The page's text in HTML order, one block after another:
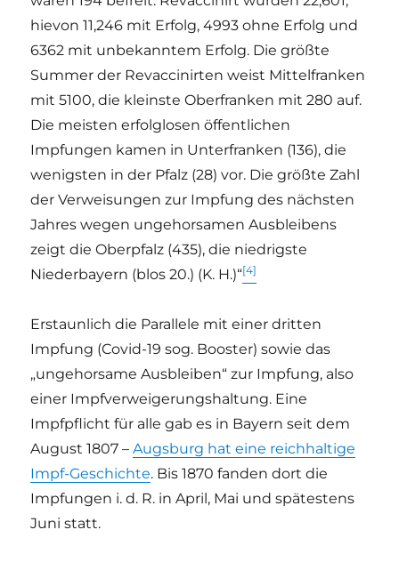
hievon 11,246 mit Erfolg, 4993 ohne Erfolg und
6362 mit unbekanntem Erfolg. Die größte
Summer der Revaccinirten weist Mittelfranken
mit 5100, die kleinste Oberfranken mit 280 auf.
Die meisten erfolglosen öffentlichen
Impfungen kamen in Unterfranken (136), die
wenigsten in der Pfalz (28) vor. Die größte Zahl
der Verweisungen zur Impfung des nächsten
Jahres wegen ungehorsamen Ausbleibens
zeigt die Oberpfalz (435), die niedrigste
Niederbayern (blos 20.) (K. H.)“[4]
Erstaunlich die Parallele mit einer dritten
Impfung (Covid-19 sog. Booster) sowie das
„ungehorsame Ausbleiben“ zur Impfung, also
einer Impfverweigerungshaltung. Eine
Impfpflicht für alle gab es in Bayern seit dem
August 1807 –Augsburg hat eine reichhaltige
Impf-Geschichte. Bis 1870 fanden dort die
Impfungen i. d. R. in April, Mai und spätestens
Juni statt.